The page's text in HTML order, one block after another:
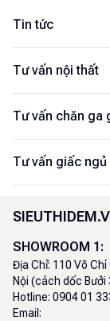
Tin tức
Tư vấn nội thất
Tư vấn chăn ga
Tư vấn giấc ngủ
SHOWROOM 1 :
Địa Chỉ: 110 Võ Chí
Nội (cách dốc Bưởi
Hotline: 0904 01
Email: